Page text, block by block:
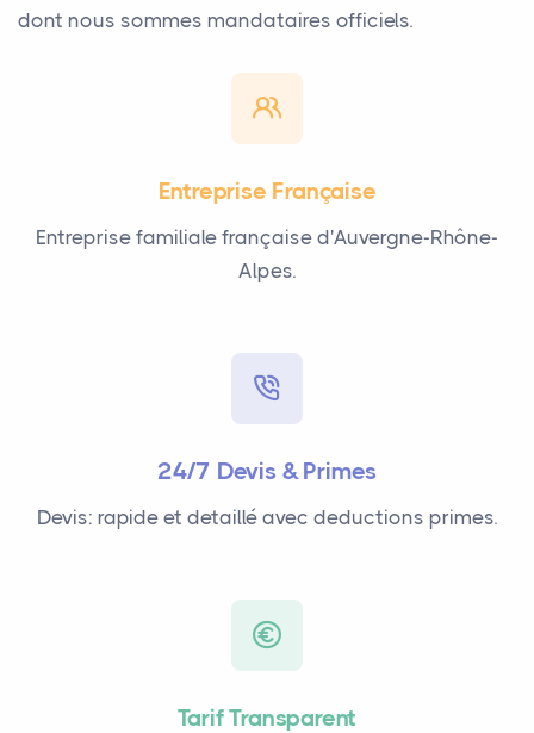
dont nous sommes mandataires officiels.
Entreprise Française
Entreprise familiale française d'Auvergne-Rhône-
Alpes.
24/7 Devis & Primes
Devis: rapide et detaillé avec deductions primes.
Tarif Transparent